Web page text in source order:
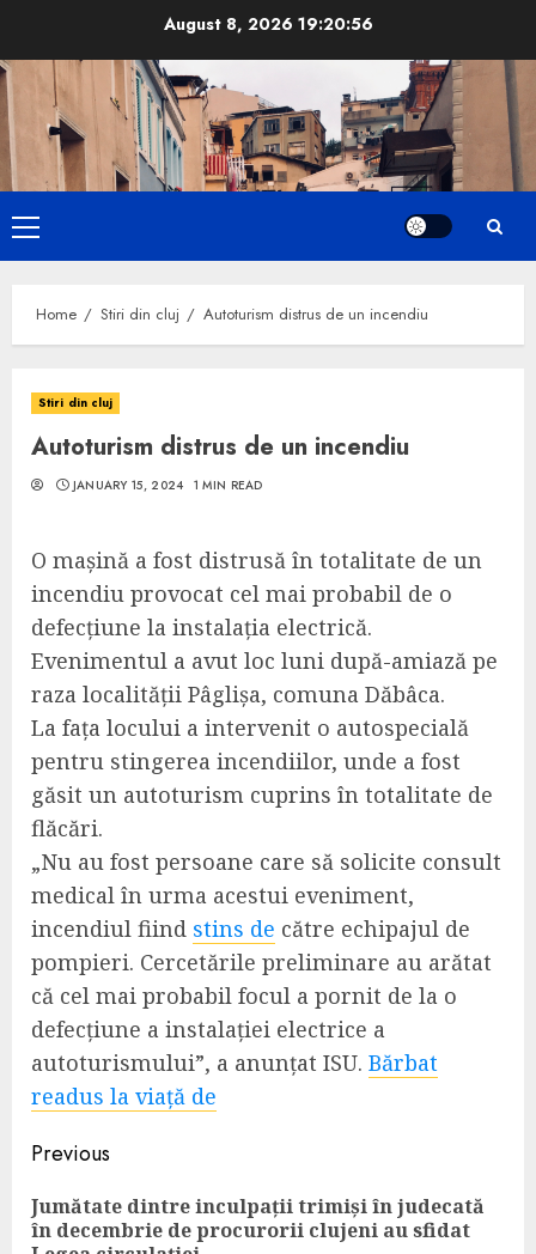
content
August 8, 202619:20:57
Primary
Menu
Home Stiri din cluj Autoturism distrus de un incendiu
Stiri din cluj
Autoturism distrus de un incendiu
JANUARY 15, 2024 1 MIN READ
O mașină a fost distrusă în totalitate de un
incendiu provocat cel mai probabil de o
defecțiune la instalația electrică.
Evenimentul a avut loc luni după-amiază pe
raza localității Pâglișa, comuna Dăbâca.
La fața locului a intervenit o autospecială
pentru stingerea incendiilor, unde a fost
găsit un autoturism cuprins în totalitate de
flăcări.
„Nu au fost persoane care să solicite consult
medical în urma acestui eveniment,
incendiul fiind stins de către echipajul de
pompieri. Cercetările preliminare au arătat
că cel mai probabil focul a pornit de la o
defecțiune a instalației electrice a
autoturismului”, a anunțat ISU. Bărbat
readus la viață de
Continue
Reading
Previous
Jumătate dintre inculpații trimiși în judecată
în decembrie de procurorii clujeni au sfidat